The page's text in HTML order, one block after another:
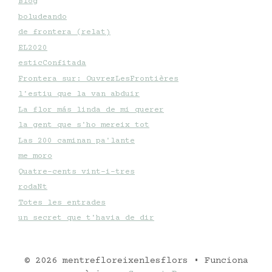
boludeando
de frontera (relat)
EL2020
esticConfitada
Frontera sur: OuvrezLesFrontières
l'estiu que la van abduir
La flor más linda de mi querer
la gent que s'ho mereix tot
Las 200 caminan pa'lante
me moro
Quatre-cents vint-i-tres
rodaNt
Totes les entrades
un secret que t'havia de dir
© 2026 mentrefloreixenlesflors • Funciona